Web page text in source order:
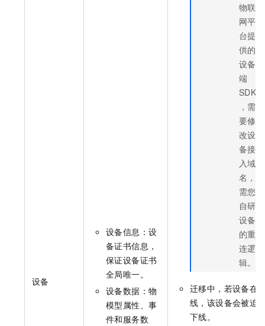
设备
设备信息：设
备证书信息，
保证设备证书
全局唯一。
设备数据：物
模型属性、事
件和服务数
物联
网平
台提
供的
设备
端
SDK
，需
要修
改设
备接
入域
名，
需您
自研
设备
的重
连逻
辑。
迁移中，若设备在
线，该设备会被迫
下线。